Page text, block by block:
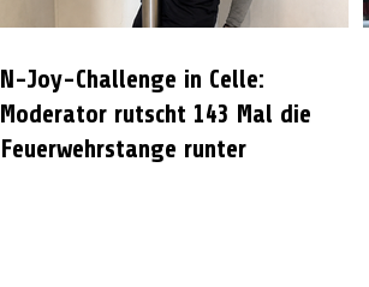
N-Joy-Challenge in Celle:
Moderator rutscht 143 Mal die
Feuerwehrstange runter